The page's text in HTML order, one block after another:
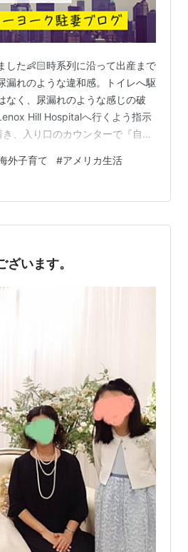
た👶🏻時系列に沿って出産まで
漏れのような違和感。トイレへ駆
なく、尿漏れのような感じの破
Hill Hospitalへ行くよう指示
、入り口のカウンターで『自分
部屋。色んな書類を記入し…
外子育て #アメリカ生活
います。